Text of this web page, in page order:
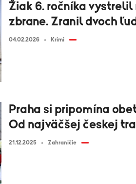
Žiak 6. ročníka
zbrane. Zranil dvoch
04.02.2026 Krimi
Praha si pripomína
Od najväčšej českej
21.12.2025 Zahraničie